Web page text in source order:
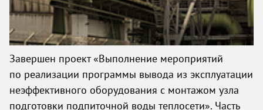
Завершен проект «Выполнение мероприятий
по реализации программы вывода из эксплуатации
неэффективного оборудования с монтажом узла
подготовки подпиточной воды теплосети». Часть